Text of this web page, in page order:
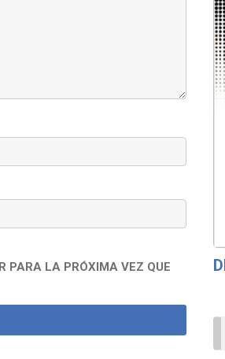
PARA LA PRÓXIMA VEZ QUE